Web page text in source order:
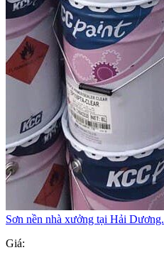
Sơn nền nhà xưởng tại Hải Dương.
Giá: